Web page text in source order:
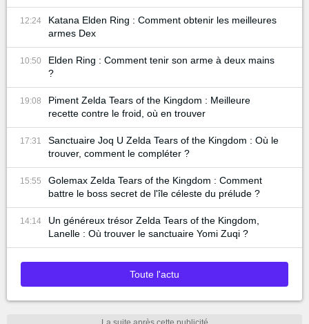
12:24
Katana Elden Ring : Comment obtenir les meilleures
armes Dex
10:50
Elden Ring : Comment tenir son arme à deux mains
?
19:08
Piment Zelda Tears of the Kingdom : Meilleure
recette contre le froid, où en trouver
17:31
Sanctuaire Joq U Zelda Tears of the Kingdom : Où le
trouver, comment le compléter ?
15:55
Golemax Zelda Tears of the Kingdom : Comment
battre le boss secret de l'île céleste du prélude ?
14:14
Un généreux trésor Zelda Tears of the Kingdom,
Lanelle : Où trouver le sanctuaire Yomi Zuqi ?
Toute l'actu